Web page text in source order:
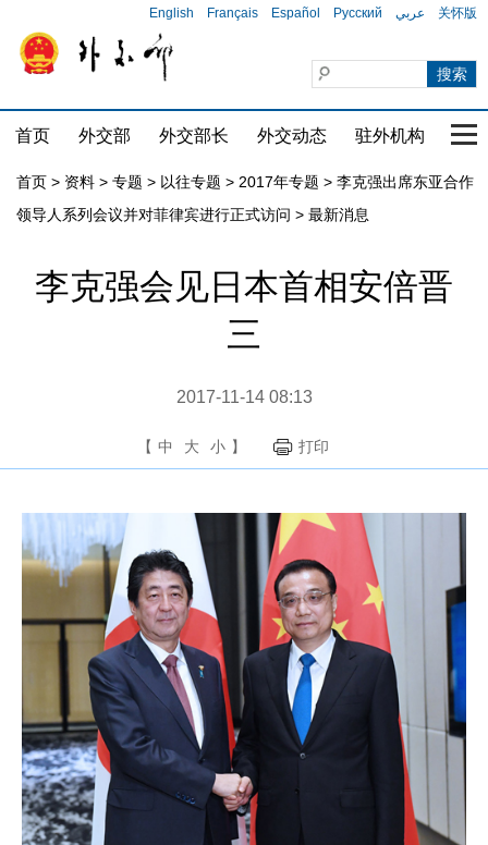
English Français Español Русский عربي 关怀版
首页 外交部 外交部长 外交动态 驻外机构 国
首页 > 资料 > 专题 > 以往专题 > 2017年专题 > 李克强出席东亚合作
领导人系列会议并对菲律宾进行正式访问 > 最新消息
李克强会见日本首相安倍晋
三
2017-11-14 08:13
【 中 大 小 】 打印